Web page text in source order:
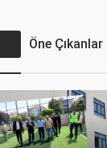
Öne Çıkanlar